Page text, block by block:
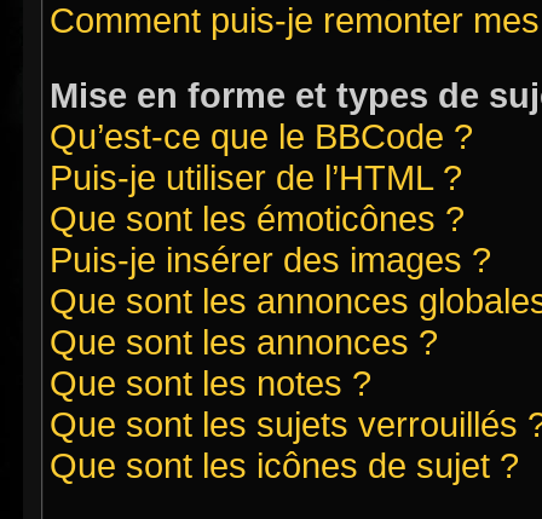
Comment puis-je remonter
Mise en forme et types de
Qu’est-ce que le BBCode ?
Puis-je utiliser de l’HTML ?
Que sont les émoticônes ?
Puis-je insérer des images ?
Que sont les annonces
Que sont les annonces ?
Que sont les notes ?
Que sont les sujets verrouillés
Que sont les icônes de sujet ?